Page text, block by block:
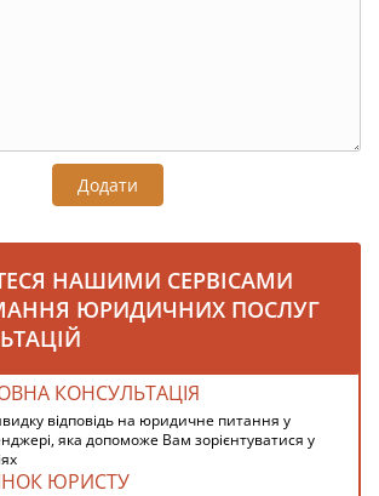
Додати
НАШИМИ СЕРВІСАМИ
ЮРИДИЧНИХ ПОСЛУГ
КОНСУЛЬТАЦІЯ
відповідь на юридичне питання у
яка допоможе Вам зорієнтуватися у
ЮРИСТУ